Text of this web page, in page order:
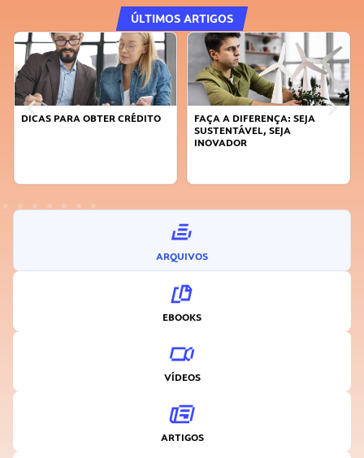
ÚLTIMOS ARTIGOS
DICAS PARA OBTER CRÉDITO
FAÇA A DIFERENÇA: SEJA
SUSTENTÁVEL, SEJA
INOVADOR
ARQUIVOS
EBOOKS
VÍDEOS
ARTIGOS